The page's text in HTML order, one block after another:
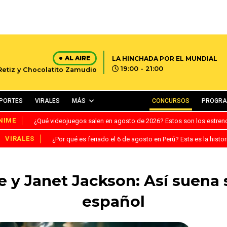
AL AIRE
y Chocolatito Zamudio
LA HINCHADA POR EL MUNDIAL
19:00 - 21:00
VIRALES MÁS CONCURSOS
¿Qué videojuegos salen en agosto de 2026? Estos son los
VIRALES ¿Por qué es feriado el 6 de agosto en Perú? Esta es la
y Janet Jackson: Así
español